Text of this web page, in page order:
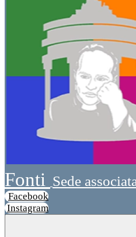
Fonti Sede
Facebook
Instagram